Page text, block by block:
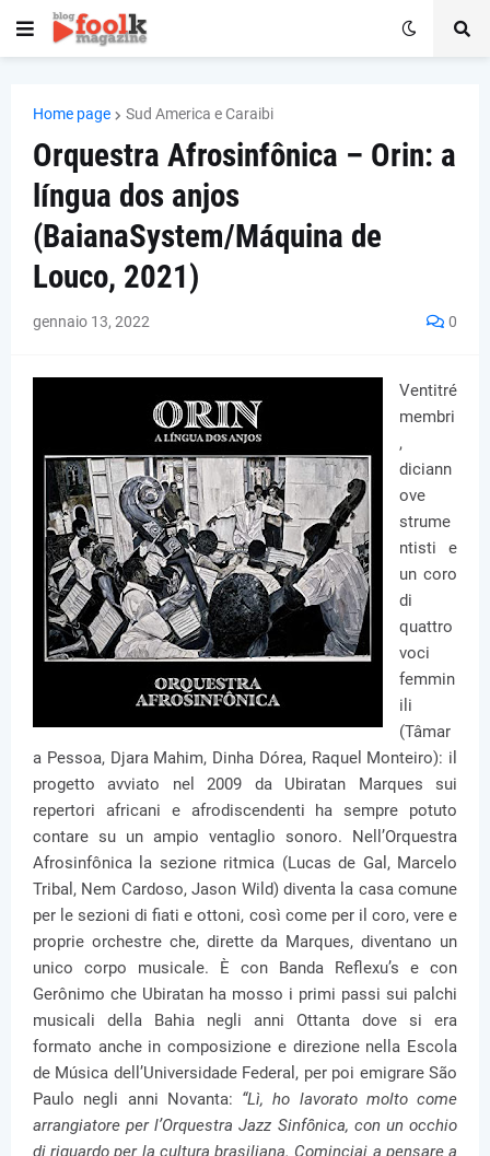
Home page Sud America e Caraibi
Orquestra Afrosinfônica – Orin: a
língua dos anjos
(BaianaSystem/Máquina de
Louco, 2021)
gennaio 13, 2022 0
Ventitré
membri
,
diciann
ove
strume
ntisti e
un coro
di
quattro
voci
femmin
ili
(Tâmar
a Pessoa, Djara Mahim, Dinha Dórea, Raquel Monteiro): il
progetto avviato nel 2009 da Ubiratan Marques sui
repertori africani e afrodiscendenti ha sempre potuto
contare su un ampio ventaglio sonoro. Nell’Orquestra
Afrosinfônica la sezione ritmica (Lucas de Gal, Marcelo
Tribal, Nem Cardoso, Jason Wild) diventa la casa comune
per le sezioni di fiati e ottoni, così come per il coro, vere e
proprie orchestre che, dirette da Marques, diventano un
unico corpo musicale. È con Banda Reflexu’s e con
Gerônimo che Ubiratan ha mosso i primi passi sui palchi
musicali della Bahia negli anni Ottanta dove si era
formato anche in composizione e direzione nella Escola
de Música dell’Universidade Federal, per poi emigrare São
Paulo negli anni Novanta: “Lì, ho lavorato molto come
arrangiatore per l’Orquestra Jazz Sinfônica, con un occhio
di riguardo per la cultura brasiliana. Cominciai a pensare a